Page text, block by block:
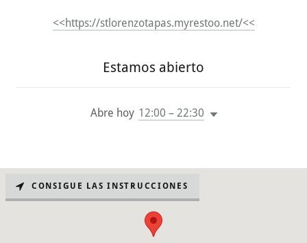
<<https://stlorenzotapas.myrestoo.net/<<
Estamos abierto
Abre hoy 12:00 – 22:30
CONSIGUE LAS INSTRUCCIONES